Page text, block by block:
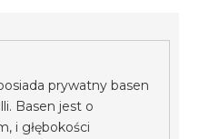
prywatny basen
Basen jest o
i głębokości